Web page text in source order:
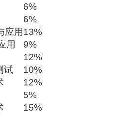
6%
6%
应用13%
用
9%
12%
试
10%
12%
5%
15%